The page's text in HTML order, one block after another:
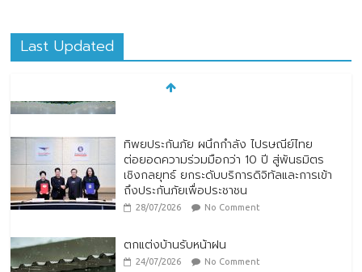
Last Updated
เชิงกลยุทธ์ ยกระดับบริการดิจิทัลและการเข้า
ถึงประกันภัยเพื่อประชาชน
28/07/2026 No Comment
ตกแต่งบ้านรับหน้าฝน